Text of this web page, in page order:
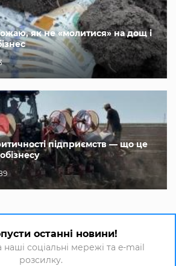
як не «молитися» на дощ і
підприємств — що це
останні новини!
наші соціальні мережі та e-mail
розсилку.